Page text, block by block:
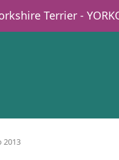
Terrier -
2013